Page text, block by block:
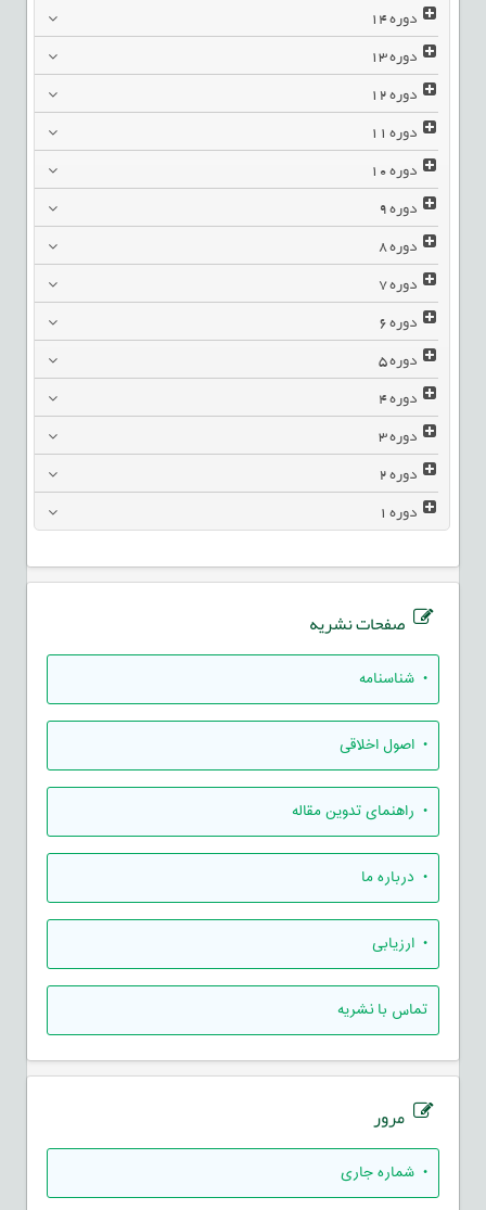
دوره14
دوره13
دوره12
دوره11
دوره10
دوره9
دوره8
دوره7
دوره6
دوره5
دوره4
دوره3
دوره2
دوره1
صفحات نشریه
• شناسنامه
• اصول اخلاقی
• راهنمای تدوين مقاله
• درباره ما
• ارزيابی
تماس با نشریه
مرور
• شماره جاری